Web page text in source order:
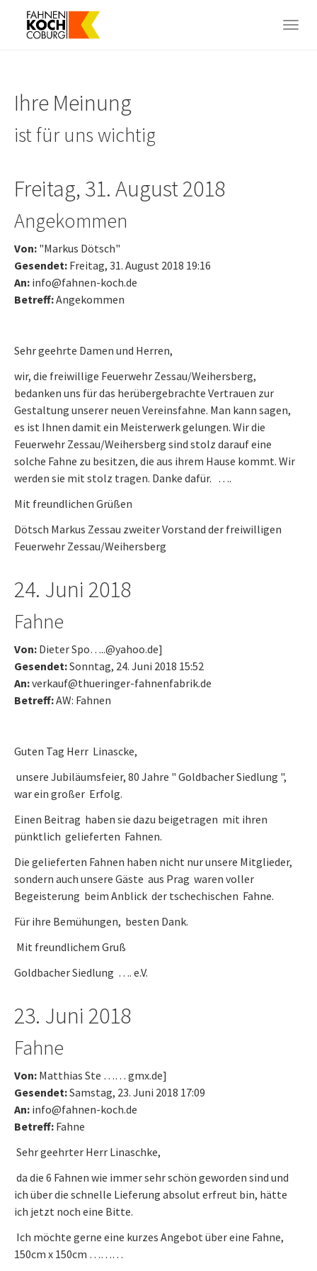
Ihre Meinung
ist für uns wichtig
Freitag, 31. August 2018
Angekommen
Von: "Markus Dötsch"
Gesendet: Freitag, 31. August 2018 19:16
An: info@fahnen-koch.de
Betreff:Angekommen
Sehr geehrte Damen und Herren,
wir, die freiwillige Feuerwehr Zessau/Weihersberg,
bedanken uns für das herübergebrachte Vertrauen zur
Gestaltung unserer neuen Vereinsfahne. Man kann sagen,
es ist Ihnen damit ein Meisterwerk gelungen. Wir die
Feuerwehr Zessau/Weihersberg sind stolz darauf eine
solche Fahne zu besitzen, die aus ihrem Hause kommt. Wir
werden sie mit stolz tragen. Danke dafür. ….
Mit freundlichen Grüßen
Dötsch Markus Zessau zweiter Vorstand der freiwilligen
Feuerwehr Zessau/Weihersberg
24. Juni 2018
Fahne
Von: Dieter Spo…..@yahoo.de]
Gesendet:Sonntag, 24. Juni 2018 15:52
An:verkauf@thueringer-fahnenfabrik.de
Betreff:AW: Fahnen
Guten Tag Herr Linascke,
unsere Jubiläumsfeier, 80 Jahre " Goldbacher Siedlung ",
war ein großer Erfolg.
Einen Beitrag haben sie dazu beigetragen mit ihren
pünktlich gelieferten Fahnen.
Die gelieferten Fahnen haben nicht nur unsere Mitglieder,
sondern auch unsere Gäste aus Prag waren voller
Begeisterung beim Anblick der tschechischen Fahne.
Für ihre Bemühungen, besten Dank.
Mit freundlichem Gruß
Goldbacher Siedlung …. e.V.
23. Juni 2018
Fahne
Von: Matthias Ste …… gmx.de]
Gesendet:Samstag, 23. Juni 2018 17:09
An: info@fahnen-koch.de
Betreff: Fahne
Sehr geehrter Herr Linaschke,
da die 6 Fahnen wie immer sehr schön geworden sind und
ich über die schnelle Lieferung absolut erfreut bin, hätte
ich jetzt noch eine Bitte.
Ich möchte gerne eine kurzes Angebot über eine Fahne,
150cm x 150cm ………